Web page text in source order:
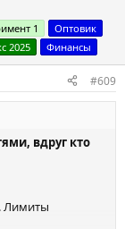
1
Оптовик
2025 Финансы
#609
вдруг кто
Лимиты